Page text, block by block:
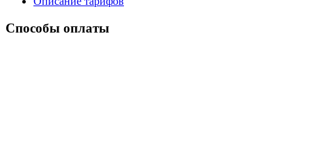
Способы оплаты